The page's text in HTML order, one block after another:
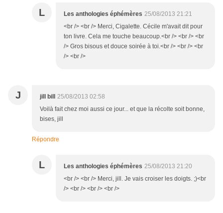
L Les anthologies éphémères 25/08/2013 21:21
<br /> <br /> Merci, Cigalette. Cécile m'avait dit pour
ton livre. Cela me touche beaucoup.<br /> <br /> <br
/> Gros bisous et douce soirée à toi.<br /> <br /> <br
/> <br />
J jill bill
25/08/2013 02:58
Voilà fait chez moi aussi ce jour... et que la récolte soit bonne,
bises, jill
Répondre
L Les anthologies éphémères 25/08/2013 21:20
<br /> <br /> Merci, jill. Je vais croiser les doigts. ;)<br
/> <br /> <br /> <br />